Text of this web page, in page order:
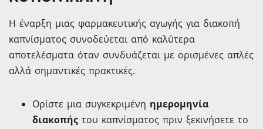
Η έναρξη μιας φαρμακευτικής αγωγής για διακοπή
καπνίσματος συνοδεύεται από καλύτερα
αποτελέσματα όταν συνδυάζεται με ορισμένες απλές
αλλά σημαντικές πρακτικές.
Ορίστε μια συγκεκριμένη ημερομηνία
διακοπής του καπνίσματος πριν ξεκινήσετε το